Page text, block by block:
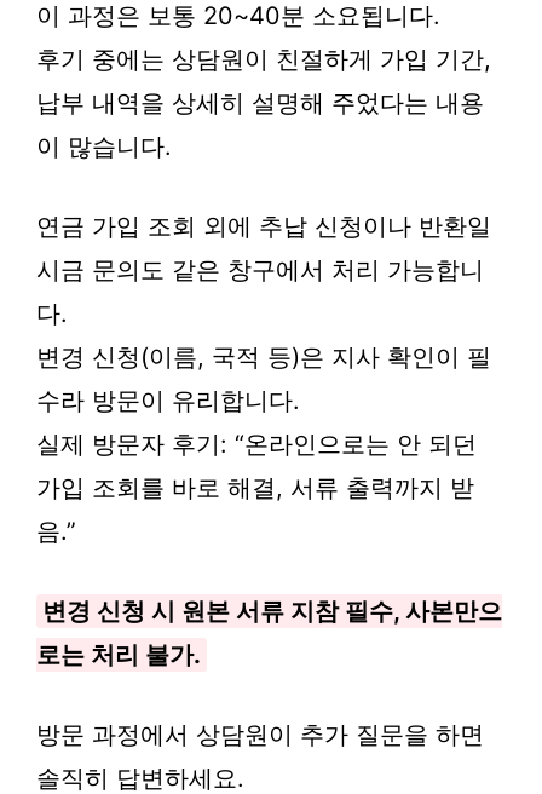
이 과정은 보통 20~40분 소요됩니다.
후기 중에는 상담원이 친절하게 가입 기간,
납부 내역을 상세히 설명해 주었다는 내용
이 많습니다.
연금 가입 조회 외에 추납 신청이나 반환일
시금 문의도 같은 창구에서 처리 가능합니
다.
변경 신청(이름, 국적 등)은 지사 확인이 필
수라 방문이 유리합니다.
실제 방문자 후기: “온라인으로는 안 되던
가입 조회를 바로 해결, 서류 출력까지 받
음.”
변경 신청 시 원본 서류 지참 필수, 사본만으
로는 처리 불가.
방문 과정에서 상담원이 추가 질문을 하면
솔직히 답변하세요.